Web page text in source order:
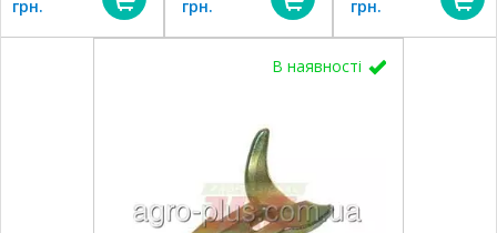
грн. грн. грн.
В наявності